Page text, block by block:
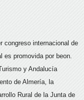
congreso internacional de
es promovida por beon.
y Andalucía
de Almería, la
Rural de la Junta de